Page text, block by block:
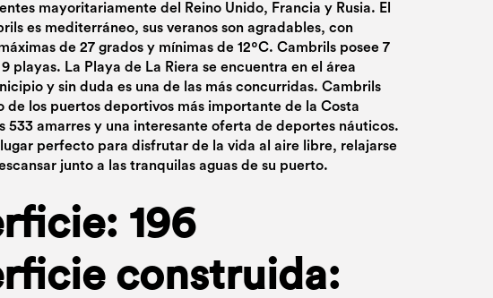
mayoritariamente del Reino Unido, Francia y Rusia. El
es mediterráneo, sus veranos son agradables, con
de 27 grados y mínimas de 12ºC. Cambrils posee 7
playas. La Playa de La Riera se encuentra en el área
y sin duda es una de las más concurridas. Cambrils
de los puertos deportivos más importante de la Costa
533 amarres y una interesante oferta de deportes náuticos.
perfecto para disfrutar de la vida al aire libre, relajarse
junto a las tranquilas aguas de su puerto.
196
construida: